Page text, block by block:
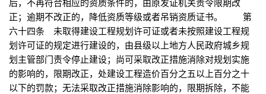
正；逾期不改正的，降低资质等级或者吊销资质证书。 第
六十四条 未取得建设工程规划许可证或者未按照建设工程规
划许可证的规定进行建设的，由县级以上地方人民政府城乡规
划主管部门责令停止建设；尚可采取改正措施消除对规划实施
的影响的，限期改正，处建设工程造价百分之五以上百分之十
以下的罚款；无法采取改正措施消除影响的，限期拆除，不能